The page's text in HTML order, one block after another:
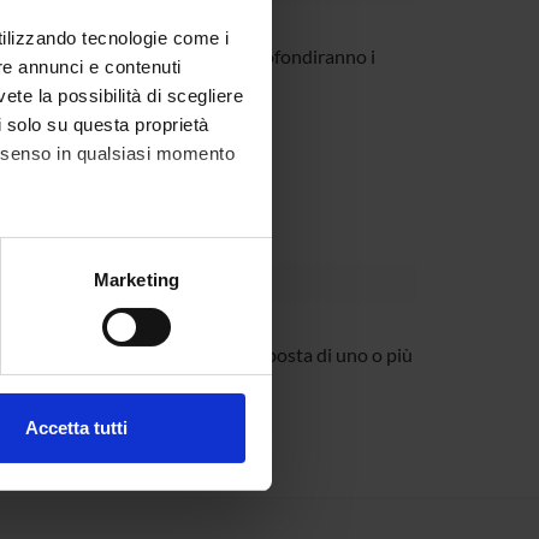
tecnologie come i
annunci e contenuti
la possibilità di scegliere
su questa proprietà
in qualsiasi momento
metro,Marketing
Accetta tutti
Nello specifico, si approfondiranno i
e consisterà nella proposta di uno o più